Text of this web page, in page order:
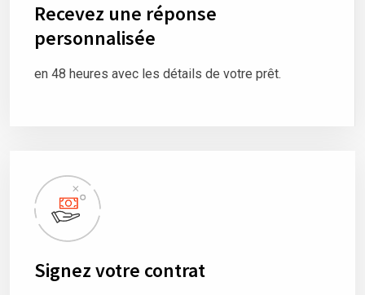
Recevez une réponse
personnalisée
en 48 heures avec les détails de votre prêt.
Signez votre contrat